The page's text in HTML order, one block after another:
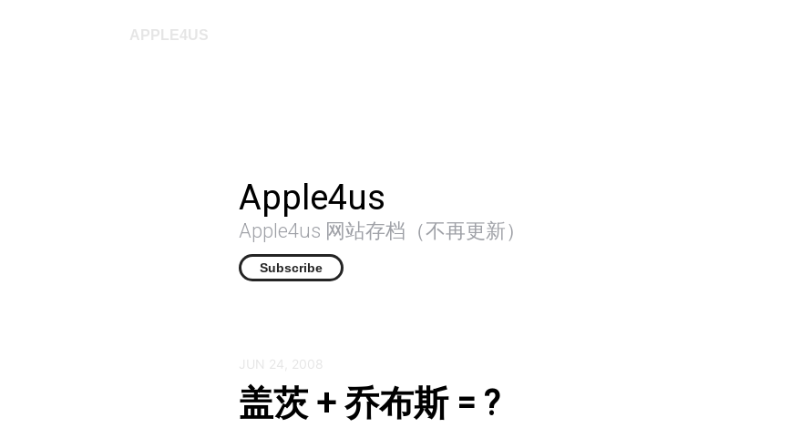
APPLE4US
Apple4us
Apple4us 网站存档（不再更新）
Subscribe
JUN 24, 2008
盖茨 + 乔布斯 = ?